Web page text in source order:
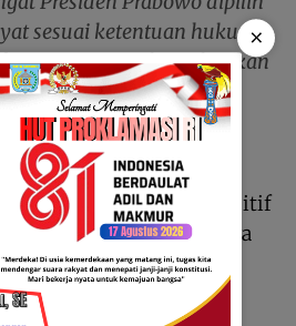
sesuai ketentuan hukum
program ini baru, biarkan
akan dievaluasi setelah
tegasnya.
wilayah Tanah Papua,
dampak positif
program pendukungnya
angka
data terakhir
×